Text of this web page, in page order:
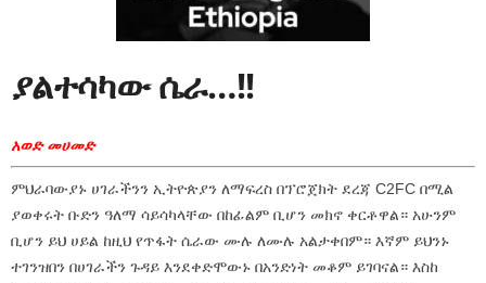
ያልተሳካው ሴራ…!!
አወድ መሀመድ
ምህራባውያኑ ሀገራችንን ኢትዮጵያን ለማፍረስ በፕሮጀክት ደረጃ C2FC በሚል
ያወቀሩት ቡድን ዓለማ ሳይሳካላቸው በከፊልም ቢሆን መክኖ ቀርቶዋል። አሁንም
ቢሆን ይህ ሀይል ከዚህ የጥፋት ሴራው ሙሉ ለሙሉ አልታቀበም። እኛም ይህንኑ
ተገንዝበን በሀገራችን ጉዳይ እንደቀድሞውኑ በአንድነት መቆም ይገባናል። እስከ